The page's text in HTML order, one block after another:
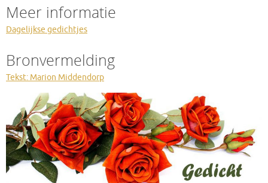
Meer informatie
Dagelijkse gedichtjes
Bronvermelding
Tekst: Marion Middendorp